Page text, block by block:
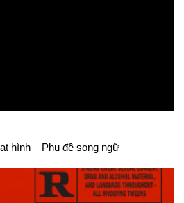
hình – Phụ đề song ngữ